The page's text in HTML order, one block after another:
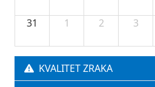
31 1 2 3
KVALITET ZRAKA